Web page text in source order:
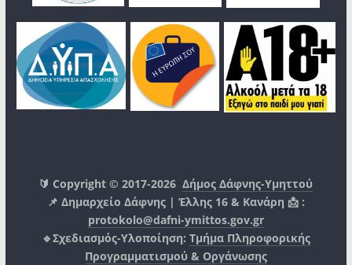
🔰 Copyright © 2017-2026Δήμος Δάφνης-Υμηττού
📌 Δημαρχείο Δάφνης | Έλλης 16 & Κανάρη 📩 :
protokolo@dafni-ymittos.gov.gr
🔹Σχεδιασμός-Υλοποίηση: Τμήμα Πληροφορικής
Προγραμματισμού & Οργάνωσης